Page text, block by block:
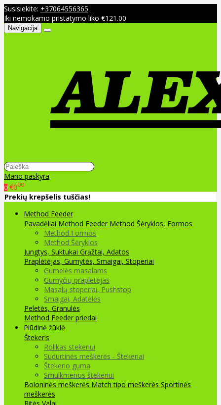
Susisiekite: +37064556365
Iki nemokamo pristatymo liko €121.00
Navigacija
Mano paskyra
0 €000
Prekių krepšelis tuščias!
Method Feeder
Pavadėliai Method Feeder Method Šėryklos, Formos
Method Formos
Method Šėryklos
Jungtys, Suktukai Grąžtai, Adatos
Praplėtėjas, Gumytės, Smaigai, Stoperiai
Gumelės masalams
Gumyčių prapletėjas
Masalų stoperiai, Pushstop
Smaigai, Adatėlės
Peletės, Granulės
Method Feeder priedai
Plūdinė žūklė
Štekeris
Rolikas stekeriui
Sudurtinės meškerės - Štekeriai
Štekerio guma
Smulkmenos štekeriui
Boloninės meškerės Match tipo meškerės Sportinės
meškerės
Ritės Valai